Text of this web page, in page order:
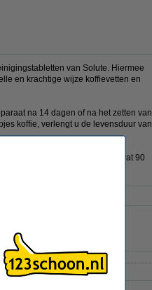
van Solute. Hiermee
en krachtige wijze koffievetten en
na 14 dagen of na het zetten van
koffie, verlengt u de levensduur van
De verpakking bevat 90